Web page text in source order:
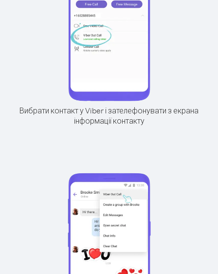
Вибрати контакт у Viber і зателефонувати з екрана
інформації контакту